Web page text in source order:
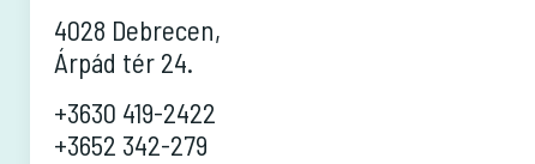
4028 Debrecen,
Árpád tér 24.
+3630 419-2422
+3652 342-279